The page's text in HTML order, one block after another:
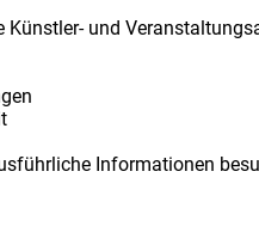
Künstler- und
Informationen